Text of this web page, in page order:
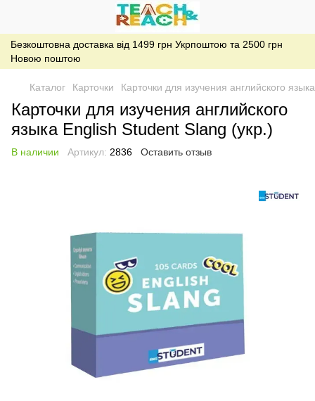
Безкоштовна доставка від 1499 грн Укрпоштою та 2500 грн
Новою поштою
Каталог Карточки Карточки для изучения английского
Карточки для изучения английского
языка English Student Slang (укр.)
В наличии Артикул: 2836 Оставить отзыв